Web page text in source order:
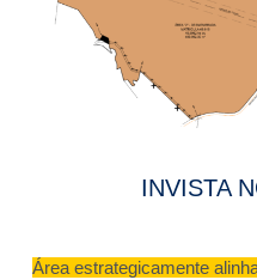
INVISTA
Área estrategicamente